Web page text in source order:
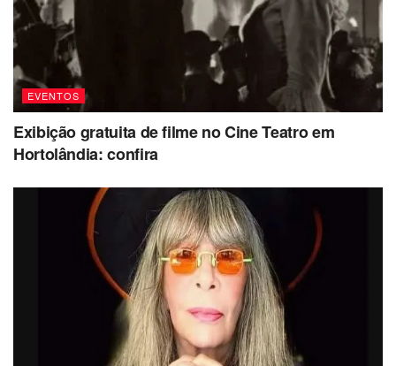
EVENTOS
Exibição gratuita de filme no Cine Teatro em
Hortolândia: confira